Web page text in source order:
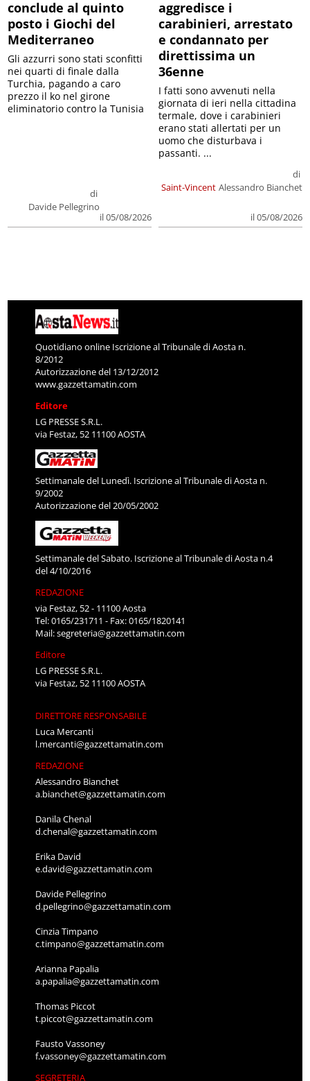
conclude al quinto
posto i Giochi del
Mediterraneo
di
Davide Pellegrino
il 05/08/2026
Gli azzurri sono stati sconfitti
nei quarti di finale dalla
Turchia, pagando a caro
prezzo il ko nel girone
eliminatorio contro la Tunisia
aggredisce i
carabinieri, arrestato
e condannato per
direttissima un
36enne
Saint-Vincent
di
Alessandro Bianchet
il 05/08/2026
I fatti sono avvenuti nella
giornata di ieri nella cittadina
termale, dove i carabinieri
erano stati allertati per un
uomo che disturbava i
passanti. ...
Quotidiano online Iscrizione al Tribunale di Aosta n.
8/2012
Autorizzazione del 13/12/2012
www.gazzettamatin.com
Editore
LG PRESSE S.R.L.
via Festaz, 52 11100 AOSTA
Settimanale del Lunedì. Iscrizione al Tribunale di Aosta n.
9/2002
Autorizzazione del 20/05/2002
Settimanale del Sabato. Iscrizione al Tribunale di Aosta n.4
del 4/10/2016
REDAZIONE
via Festaz, 52 - 11100 Aosta
Tel: 0165/231711 - Fax: 0165/1820141
Mail:segreteria@gazzettamatin.com
Editore
LG PRESSE S.R.L.
via Festaz, 52 11100 AOSTA
DIRETTORE RESPONSABILE
Luca Mercanti
l.mercanti@gazzettamatin.com
REDAZIONE
Alessandro Bianchet
a.bianchet@gazzettamatin.com
Danila Chenal
d.chenal@gazzettamatin.com
Erika David
e.david@gazzettamatin.com
Davide Pellegrino
d.pellegrino@gazzettamatin.com
Cinzia Timpano
c.timpano@gazzettamatin.com
Arianna Papalia
a.papalia@gazzettamatin.com
Thomas Piccot
t.piccot@gazzettamatin.com
Fausto Vassoney
f.vassoney@gazzettamatin.com
SEGRETERIA